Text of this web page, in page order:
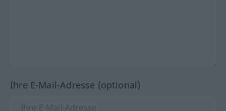
Ihre E-Mail-Adresse (optional)